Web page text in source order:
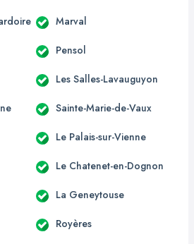
Marval
Pensol
Les Salles-Lavauguyon
Sainte-Marie-de-Vaux
Le Palais-sur-Vienne
Le Chatenet-en-Dognon
La Geneytouse
Royères